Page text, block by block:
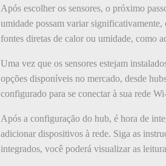
Após escolher os sensores, o próximo
umidade possam variar significativamente,
fontes diretas de calor ou umidade, como
Uma vez que os sensores estejam
opções disponíveis no mercado, desde
configurado para se conectar à sua rede
Após a configuração do hub, é hora de
adicionar dispositivos à rede. Siga as
integrados, você poderá visualizar as